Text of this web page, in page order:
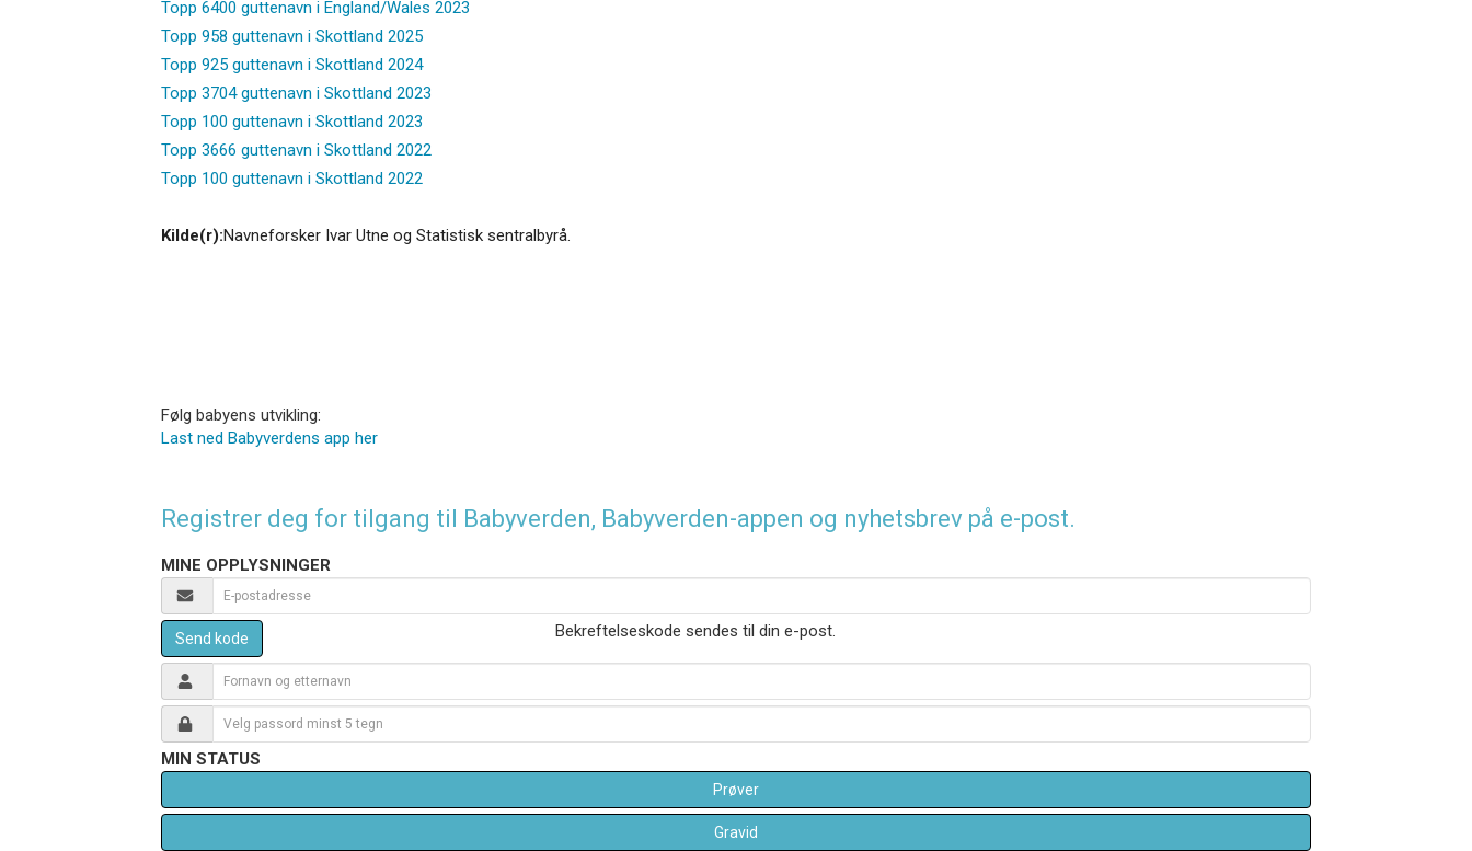
Topp 6400 guttenavn i England/Wales 2023
Topp 958 guttenavn i Skottland 2025
Topp 925 guttenavn i Skottland 2024
Topp 3704 guttenavn i Skottland 2023
Topp 100 guttenavn i Skottland 2023
Topp 3666 guttenavn i Skottland 2022
Topp 100 guttenavn i Skottland 2022
Kilde(r):Navneforsker Ivar Utne og Statistisk sentralbyrå.
Følg babyens utvikling:
Last ned Babyverdens app her
Registrer deg for tilgang til Babyverden, Babyverden-appen og nyhetsbrev på e-post.
MINE OPPLYSNINGER
Send kode Bekreftelseskode sendes til din e-post.
MIN STATUS
Prøver
Gravid